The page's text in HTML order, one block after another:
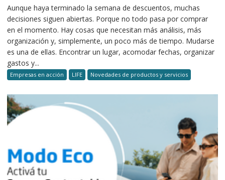
Aunque haya terminado la semana de descuentos, muchas
decisiones siguen abiertas. Porque no todo pasa por comprar
en el momento. Hay cosas que necesitan más análisis, más
organización y, simplemente, un poco más de tiempo. Mudarse
es una de ellas. Encontrar un lugar, acomodar fechas, organizar
gastos y...
Empresas en acción LIFE Novedades de productos y servicios